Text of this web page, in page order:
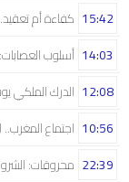
كفاءة أم 15:42
أسلوب 14:03
الدرك الملكي 12:08
اجتماع المغرب.. 10:56
محروقات: 22:39